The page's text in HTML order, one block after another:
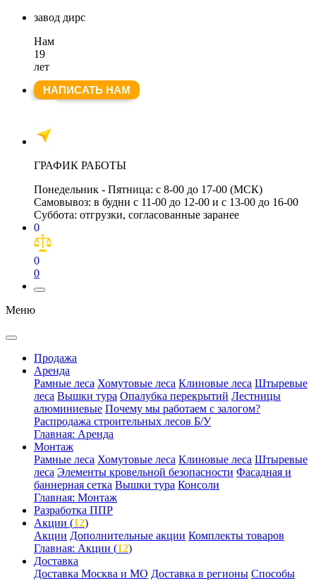
завод дирс
Нам
19
лет
НАПИСАТЬ НАМ
ГРАФИК РАБОТЫ
Понедельник - Пятница: с 8-00 до 17-00 (МСК)
Самовывоз: в будни с 11-00 до 12-00 и с 13-00 до 16-00
Суббота: отгрузки, согласованные заранее
0
0
0
Меню
Продажа
Аренда
Рамные леса Хомутовые леса Клиновые леса Штыревые
леса Вышки тура Опалубка перекрытий Лестницы
алюминиевые Почему мы работаем с залогом?
Распродажа строительных лесов Б/У
Главная: Аренда
Монтаж
Рамные леса Хомутовые леса Клиновые леса Штыревые
леса Элементы кровельной безопасности Фасадная и
баннерная сетка Вышки тура Консоли
Главная: Монтаж
Разработка ППР
Акции (12)
Акции Дополнительные акции Комплекты товаров
Главная: Акции (12)
Доставка
Доставка Москва и МО Доставка в регионы Способы